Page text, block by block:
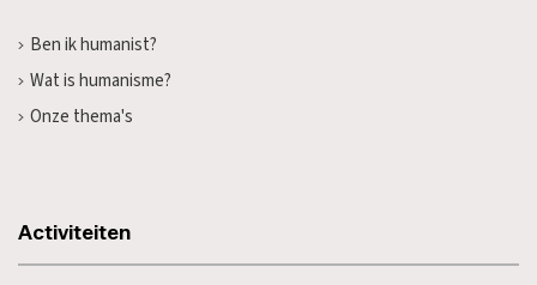
Ben ik humanist?
Wat is humanisme?
Onze thema's
Activiteiten